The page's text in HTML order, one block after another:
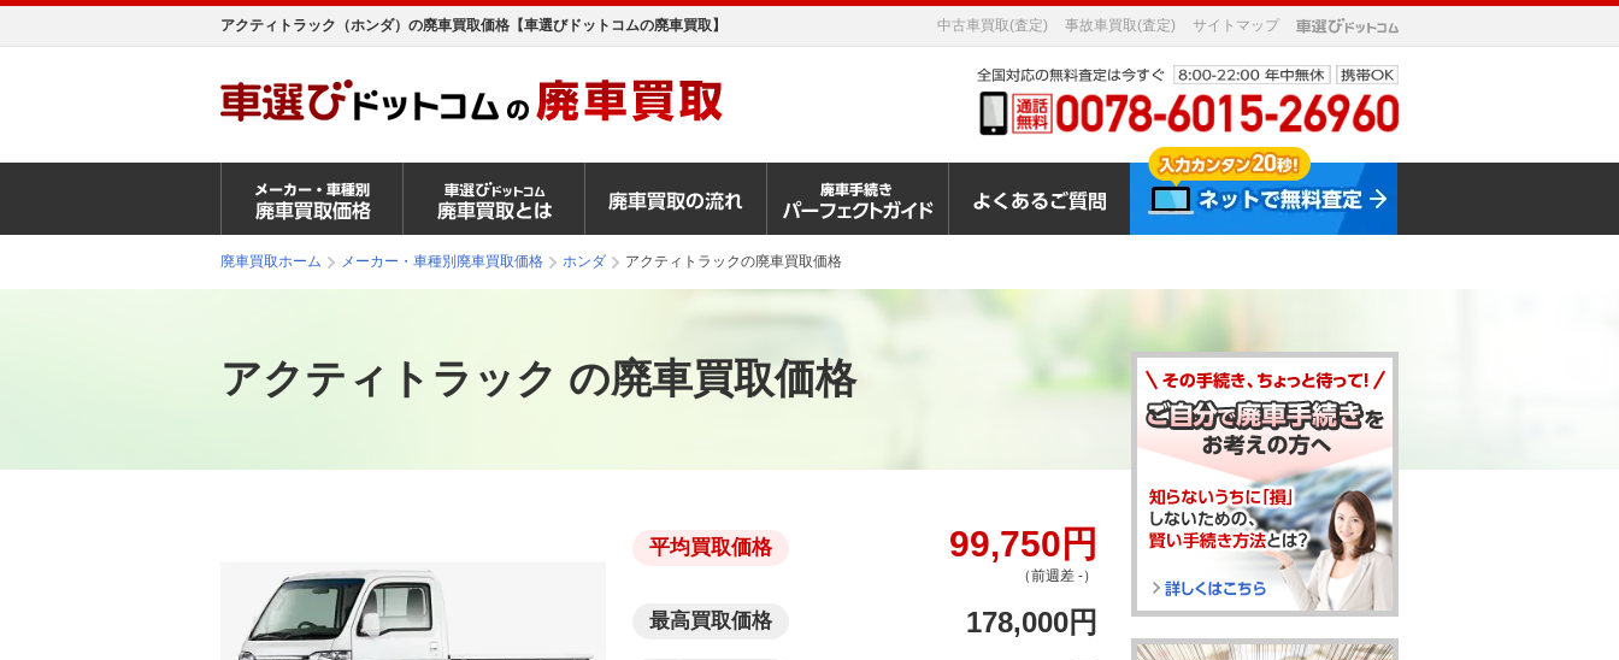
アクティトラック（ホンダ）の廃車買取価格【車選びドットコムの廃車買取】 中古車買取(査定) 事故車買取(査定) サイトマップ
廃車買取ホーム メーカー・車種別廃車買取価格 ホンダ アクティトラックの廃車買取価格
アクティトラック の廃車買取価格
平均買取価格 99,750 円
（前週差 -）
最高買取価格 178,000円